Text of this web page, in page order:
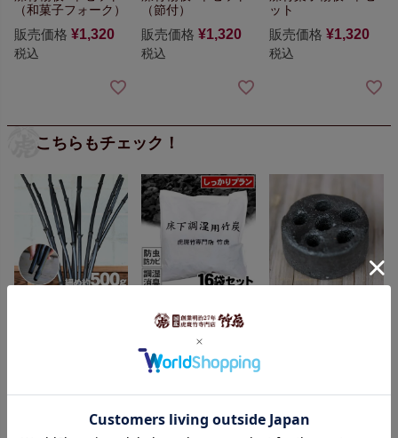
（和菓子フォーク）
販売価格 ¥1,320
税込
（節付）
販売価格 ¥1,320
税込
ット
販売価格 ¥1,320
税込
こちらもチェック！
して生まれかわりま
¥7,000（税抜）
不織布入り床下用竹
1坪当たり16袋セッ
ト（約128リットル）
袋入りで施工もメン
テナンスも簡単